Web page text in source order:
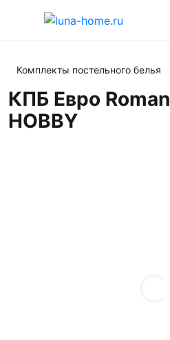
Комплекты постельного белья
КПБ Евро
HOBBY